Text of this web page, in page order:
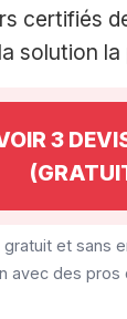
certifiés
solution la
3
gratuit et sans
avec des pros